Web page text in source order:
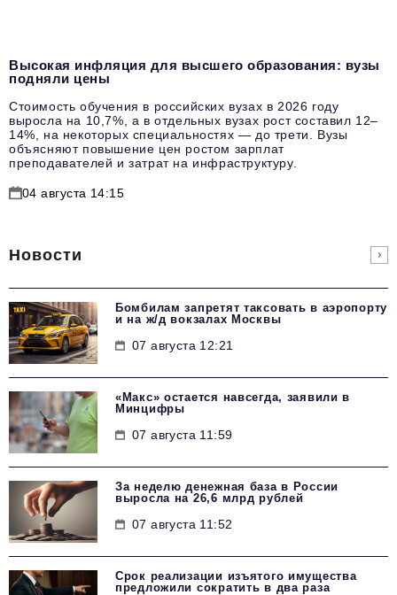
Высокая инфляция для высшего образования: вузы
подняли цены
Стоимость обучения в российских вузах в 2026 году
выросла на 10,7%, а в отдельных вузах рост составил 12–
14%, на некоторых специальностях — до трети. Вузы
объясняют повышение цен ростом зарплат
преподавателей и затрат на инфраструктуру.
04 августа 14:15
Новости
Бомбилам запретят таксовать в аэропорту
и на ж/д вокзалах Москвы
07 августа 12:21
«Макс» остается навсегда, заявили в
Минцифры
07 августа 11:59
За неделю денежная база в России
выросла на 26,6 млрд рублей
07 августа 11:52
Срок реализации изъятого имущества
предложили сократить в два раза